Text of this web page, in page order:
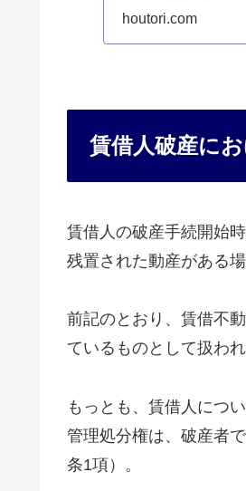
houtori.com
賃借人破産に
賃借人の破産手続開始
残置された動産がある
前記のとおり、賃借不
ているものとして扱われ
もっとも、賃借人につ
管理処分権は、破産者
条1項）。